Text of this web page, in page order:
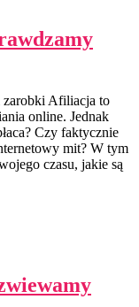
zarobki Afiliacja to
online. Jednak
Czy faktycznie
mit? W tym
czasu, jakie są